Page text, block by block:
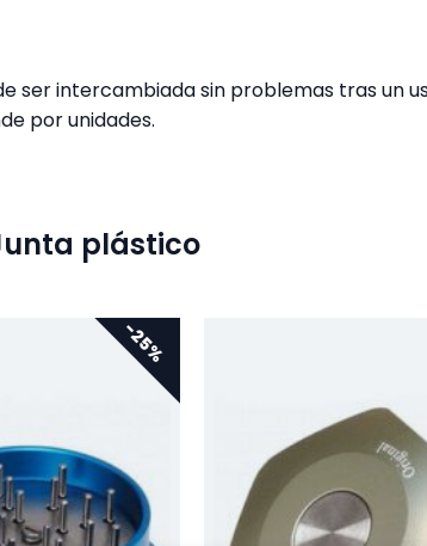
ser intercambiada sin problemas tras un
por unidades.
plástico